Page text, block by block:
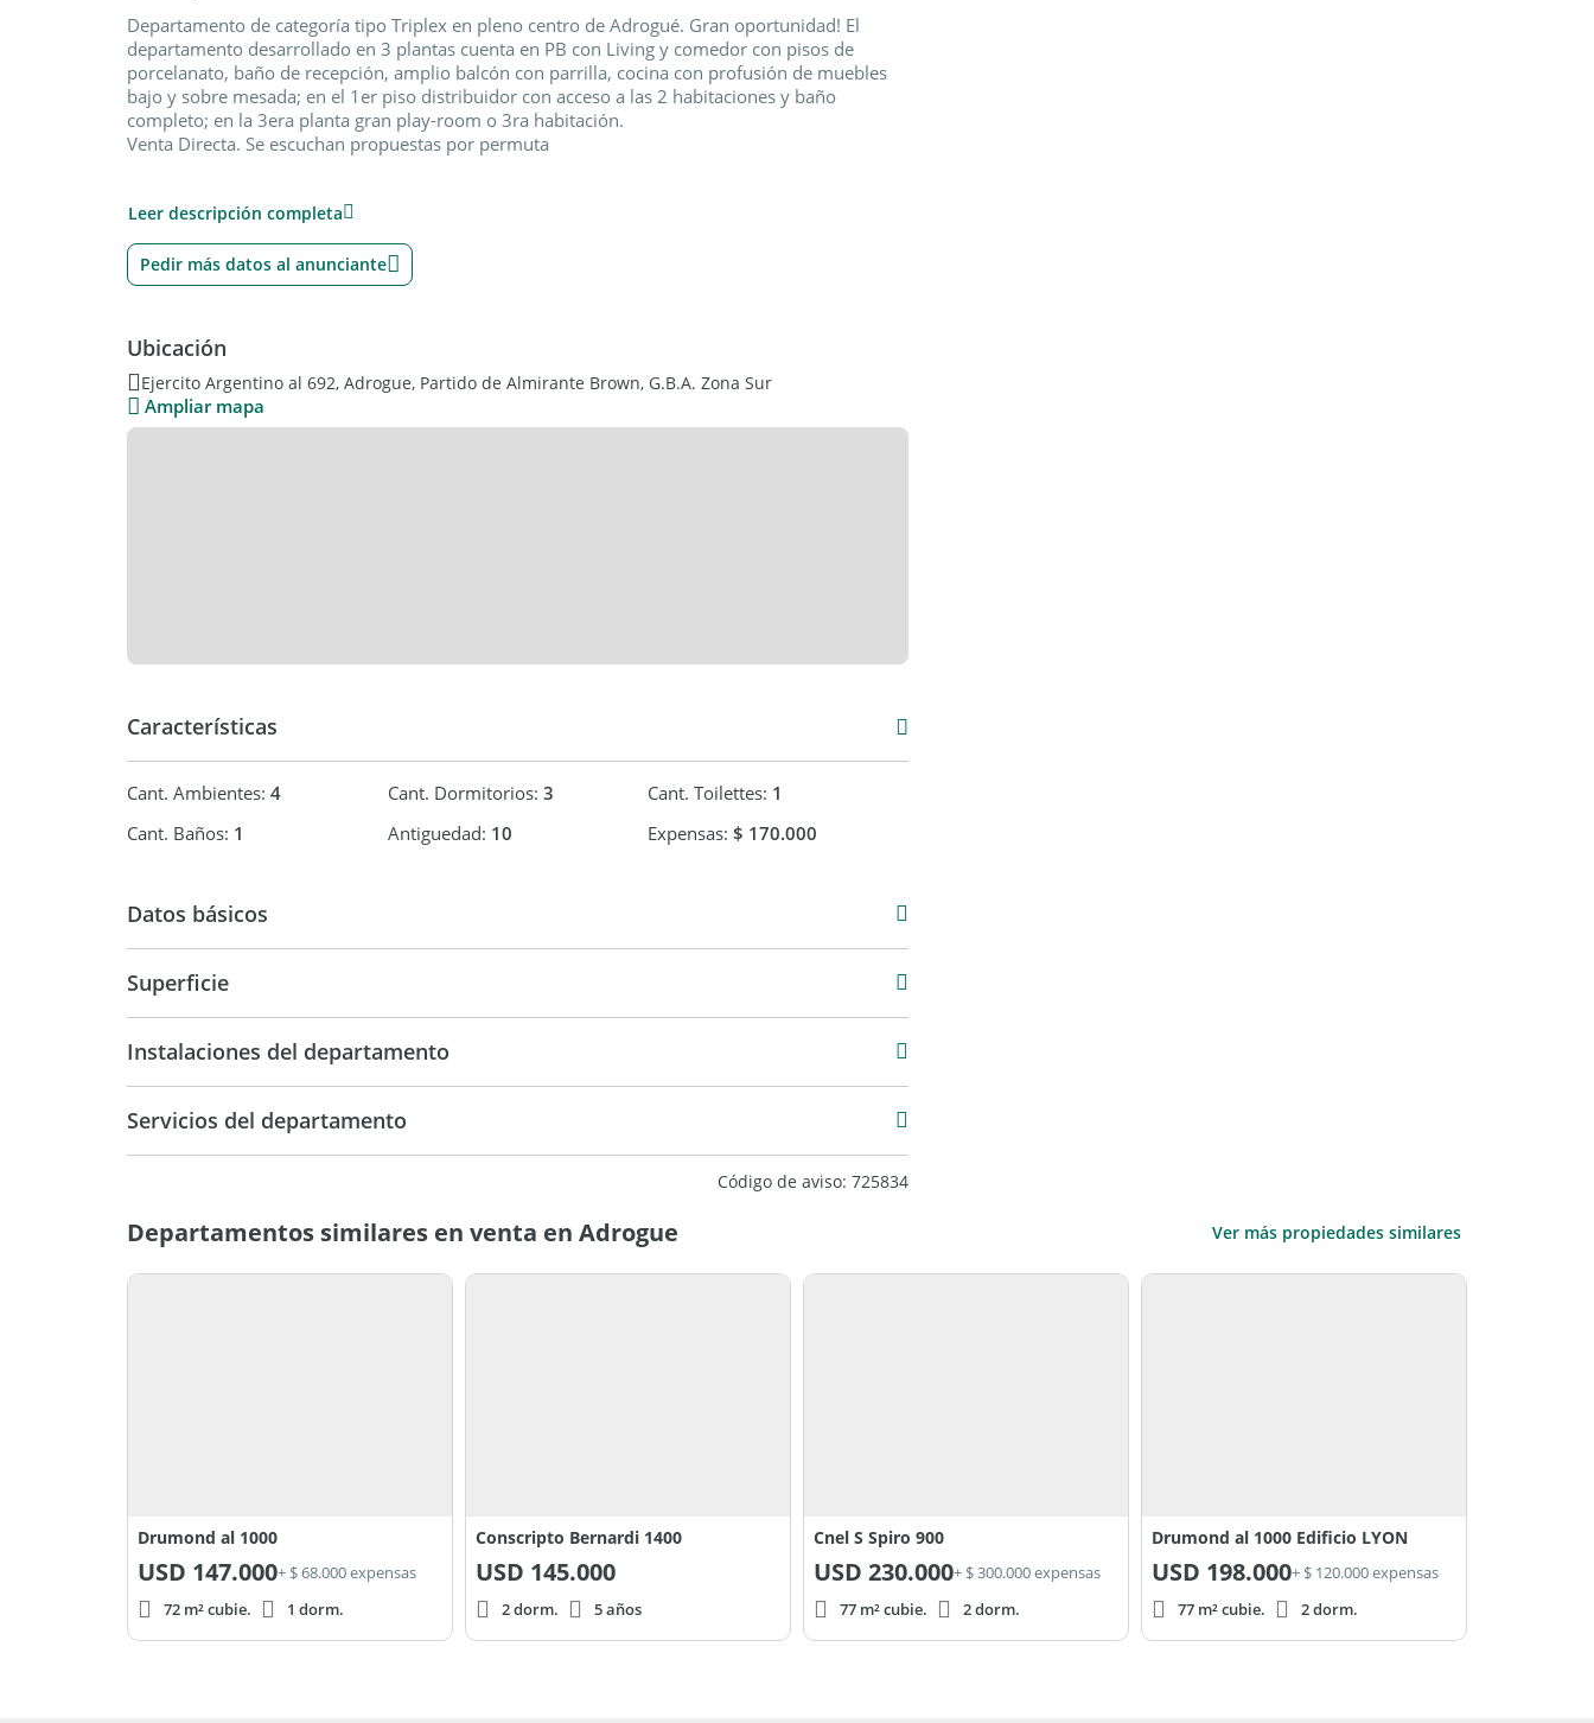
Departamento de categoría tipo Triplex en pleno centro de Adrogué. Gran oportunidad! El
departamento desarrollado en 3 plantas cuenta en PB con Living y comedor con pisos de
porcelanato, baño de recepción, amplio balcón con parrilla, cocina con profusión de muebles
bajo y sobre mesada; en el 1er piso distribuidor con acceso a las 2 habitaciones y baño
completo; en la 3era planta gran play-room o 3ra habitación.
Venta Directa. Se escuchan propuestas por permuta
Leer descripción completa
Pedir más datos al anunciante
Ubicación
Ejercito Argentino al 692, Adrogue, Partido de Almirante Brown, G.B.A. Zona Sur
Ampliar mapa
Características
Cant. Ambientes: 4 Cant. Dormitorios: 3 Cant. Toilettes: 1
Cant. Baños: 1 Antiguedad: 10 Expensas:$ 170.000
Datos básicos
Superficie
Instalaciones del departamento
Servicios del departamento
Código de aviso: 725834
Departamentos similares en venta en Adrogue Ver más propiedades similares
Drumond al 1000
USD 147.000+ $ 68.000 expensas
72 m² cubie.
1 dorm.
Conscripto Bernardi 1400
USD 145.000
2 dorm. 5 años
Cnel S Spiro 900
USD 230.000+ $ 300.000 expensas
77 m² cubie.
2 dorm.
Drumond al 1000 Edificio LYON
USD 198.000+ $ 120.000 expensas
77 m² cubie.
2 dorm.